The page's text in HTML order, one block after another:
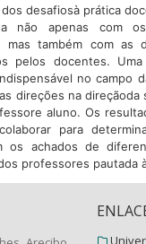
desafiosà prática
não apenas com
mas também com as
pelos docentes.
no campo
direções na
aluno. Os
para
os achados de
professores pautada